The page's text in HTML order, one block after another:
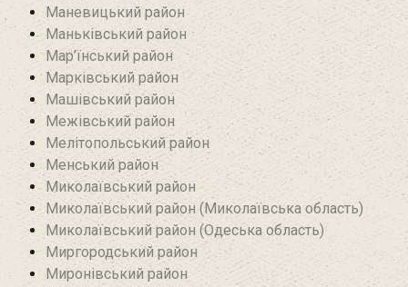
Маневицький район
Маньківський район‎
Мар’їнський район‎
Марківський район
Машівський район‎
Межівський район
Мелітопольський район
Менський район
Миколаївський район
Миколаївський район (Миколаївська область)
Миколаївський район (Одеська область)
Миргородський район
Миронівський район